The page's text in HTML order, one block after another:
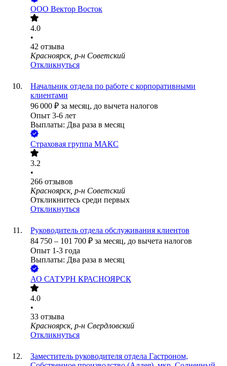
ООО Вектор Восток
4.0
•
42 отзыва
Красноярск, р-н Советский
Откликнуться
Начальник отдела по работе с корпоративными
клиентами
96 000 ₽ за месяц, до вычета налогов
Опыт 3-6 лет
Выплаты: Два раза в месяц
Страховая группа МАКС
3.2
•
266 отзывов
Красноярск, р-н Советский
Откликнитесь среди первых
Откликнуться
Руководитель отдела обслуживания клиентов
84 750 – 101 700 ₽ за месяц, до вычета налогов
Опыт 1-3 года
Выплаты: Два раза в месяц
АО САТУРН КРАСНОЯРСК
4.0
•
33 отзыва
Красноярск, р-н Свердловский
Откликнуться
Заместитель руководителя отдела Гастроном,